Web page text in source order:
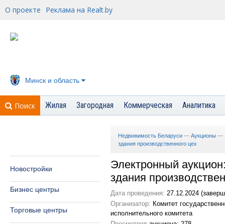
О проекте Реклама на Realt.by
Минск и область
Поиск Жилая Загородная Коммерческая Аналитика
Новостройки
Бизнес центры
Торговые центры
Недвижимость Беларуси — Аукционы —
здания производственного цех
Электронный
здания
Дата проведения: 27.12.2024
Организатор: Комитет
исполнительного комитета